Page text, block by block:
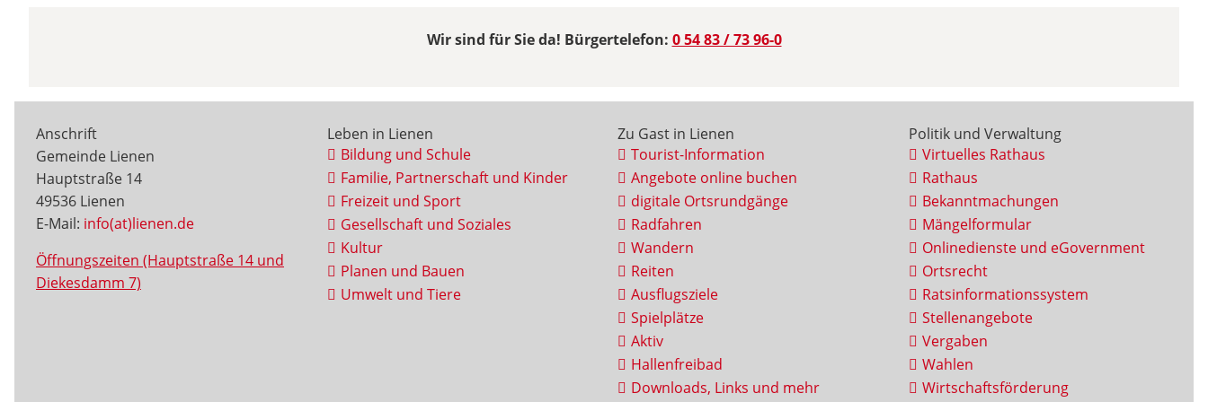
Wir sind für Sie da! Bürgertelefon: 0 54 83 / 73 96-0
Anschrift
Gemeinde Lienen
Hauptstraße 14
49536 Lienen
E-Mail: info(at)lienen.de
Öffnungszeiten (Hauptstraße 14 und
Diekesdamm 7)
Leben in Lienen
Bildung und Schule
Familie, Partnerschaft und Kinder
Freizeit und Sport
Gesellschaft und Soziales
Kultur
Planen und Bauen
Umwelt und Tiere
Zu Gast in Lienen
Tourist-Information
Angebote online buchen
digitale Ortsrundgänge
Radfahren
Wandern
Reiten
Ausflugsziele
Spielplätze
Aktiv
Hallenfreibad
Downloads, Links und mehr
Politik und Verwaltung
Virtuelles Rathaus
Rathaus
Bekanntmachungen
Mängelformular
Onlinedienste und eGovernment
Ortsrecht
Ratsinformationssystem
Stellenangebote
Vergaben
Wahlen
Wirtschaftsförderung